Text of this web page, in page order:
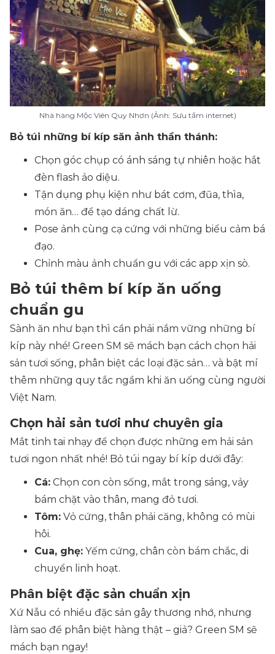
Nhà hàng Mộc Viên Quy Nhơn (Ảnh: Sưu tầm internet)
Bỏ túi những bí kíp săn ảnh thần thánh:
Chọn góc chụp có ánh sáng tự nhiên hoặc hắt
đèn flash ảo diệu.
Tận dụng phụ kiện như bát cơm, đũa, thìa,
món ăn… để tạo dáng chất lừ.
Pose ảnh cùng cạ cứng với những biểu cảm bá
đạo.
Chỉnh màu ảnh chuẩn gu với các app xịn sò.
Bỏ túi thêm bí kíp ăn uống
chuẩn gu
Sành ăn như bạn thì cần phải nắm vững những bí
kíp này nhé! Green SM sẽ mách bạn cách chọn hải
sản tươi sống, phân biệt các loại đặc sản… và bật mí
thêm những quy tắc ngầm khi ăn uống cùng người
Việt Nam.
Chọn hải sản tươi như chuyên gia
Mắt tinh tai nhạy để chọn được những em hải sản
tươi ngon nhất nhé! Bỏ túi ngay bí kíp dưới đây:
Cá: Chọn con còn sống, mắt trong sáng, vảy
bám chặt vào thân, mang đỏ tươi.
Tôm: Vỏ cứng, thân phải căng, không có mùi
hôi.
Cua, ghẹ: Yếm cứng, chân còn bám chắc, di
chuyển linh hoạt.
Phân biệt đặc sản chuẩn xịn
Xứ Nẫu có nhiều đặc sản gây thương nhớ, nhưng
làm sao để phân biệt hàng thật – giả? Green SM sẽ
mách bạn ngay!